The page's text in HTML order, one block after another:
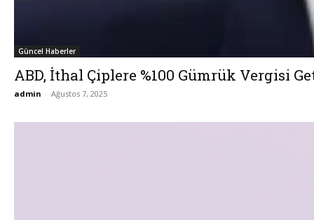
Güncel Haberler
ABD, İthal Çiplere %100 Gümrük Vergisi
admin - Ağustos 7, 2025